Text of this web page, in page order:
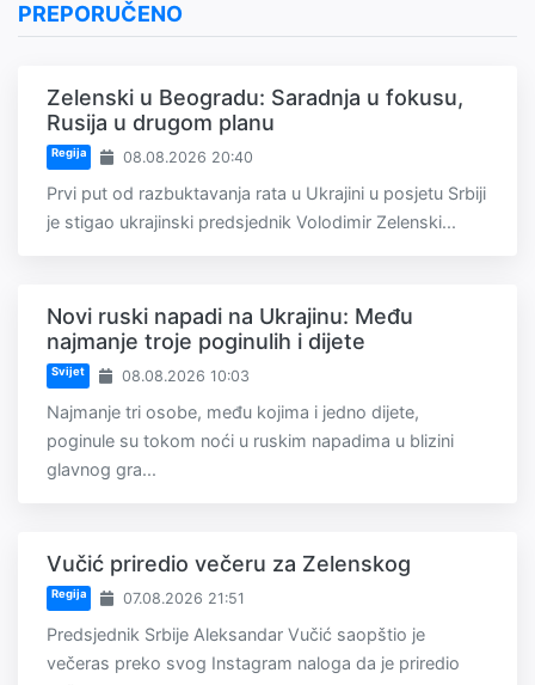
PREPORUČENO
Zelenski u Beogradu: Saradnja u fokusu,
Rusija u drugom planu
Regija 08.08.2026 20:40
Prvi put od razbuktavanja rata u Ukrajini u posjetu Srbiji
je stigao ukrajinski predsjednik Volodimir Zelenski...
Novi ruski napadi na Ukrajinu: Među
najmanje troje poginulih i dijete
Svijet 08.08.2026 10:03
Najmanje tri osobe, među kojima i jedno dijete,
poginule su tokom noći u ruskim napadima u blizini
glavnog gra...
Vučić priredio večeru za Zelenskog
Regija 07.08.2026 21:51
Predsjednik Srbije Aleksandar Vučić saopštio je
večeras preko svog Instagram naloga da je priredio